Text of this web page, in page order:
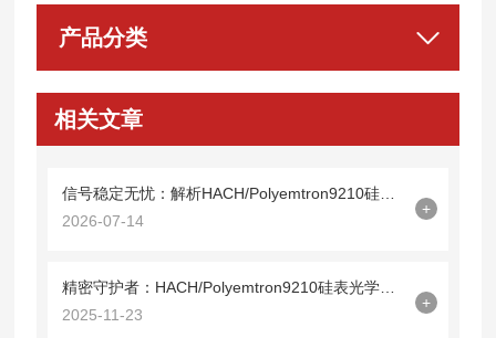
产品分类
相关文章
2026-07-14
+
2025-11-23
+